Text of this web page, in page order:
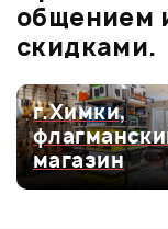
Оценка5
Оценка4
Оценка3
общением
скидками.
г.Химки,
магазин